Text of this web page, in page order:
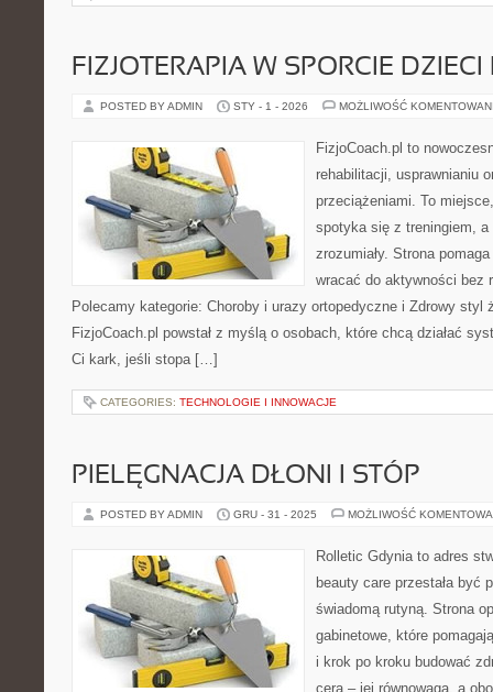
FIZJOTERAPIA W SPORCIE
POSTED BY ADMIN STY - 1 - 2026 MOŻLIWOŚĆ
FizjoCoach.pl to
rehabilitacji, usprawnianiu
przeciążeniami. To
spotyka się z treningiem,
zrozumiały. Strona
wracać do aktywności bez
Polecamy kategorie: Choroby i urazy ortopedyczne i Zdrowy
FizjoCoach.pl powstał z myślą o osobach, które chcą działać
Ci kark, jeśli stopa […]
CATEGORIES: TECHNOLOGIE I INNOWACJE
PIELĘGNACJA DŁONI I STÓP
POSTED BY ADMIN GRU - 31 - 2025 MOŻLIWOŚĆ
Rolletic Gdynia to adres
beauty care przestała być
świadomą rutyną. Strona
gabinetowe, które
i krok po kroku budować
cera – jej równowaga, a